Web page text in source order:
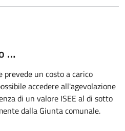
…
un costo a carico
accedere all'agevolazione
di un valore ISEE al di sotto
dalla Giunta comunale.